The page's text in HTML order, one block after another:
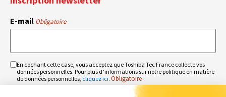
E-mail Obligatoire
RGPD
Obligatoire
En cochant cette case, vous acceptez que Toshiba Tec France collecte vos
données personnelles. Pour plus d’informations sur notre politique en matière
de données personnelles, cliquez ici. Obligatoire